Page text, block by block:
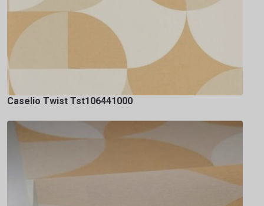
Caselio Twist Tst106441000